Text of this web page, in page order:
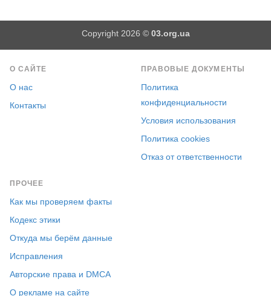
Copyright 2026 © 03.org.ua
О САЙТЕ
О нас
Контакты
ПРАВОВЫЕ ДОКУМЕНТЫ
Политика
конфиденциальности
Условия использования
Политика cookies
Отказ от ответственности
ПРОЧЕЕ
Как мы проверяем факты
Кодекс этики
Откуда мы берём данные
Исправления
Авторские права и DMCA
О рекламе на сайте